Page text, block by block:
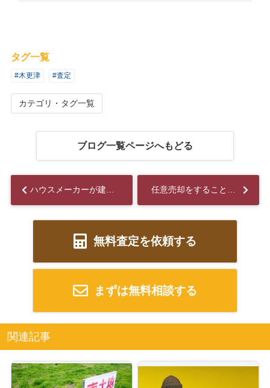
タグ一覧
#木更津 #査定
カテゴリ・タグ一覧
ブログ一覧ページへもどる
ハウスメーカーが建てた家は売却しやすい？気になるその理由とは？... 任意売却をすることになった場合に引っ越し代は支援される？競売になったケースもご紹介！...
無料査定を依頼する
まずは無料相談する
関連記事